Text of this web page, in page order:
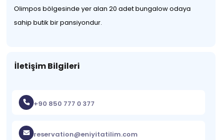
Olimpos bölgesinde yer alan 20 adet bungalow odaya
sahip butik bir pansiyondur.
İletişim Bilgileri
+90 850 777 0 377
reservation@eniyitatilim.com